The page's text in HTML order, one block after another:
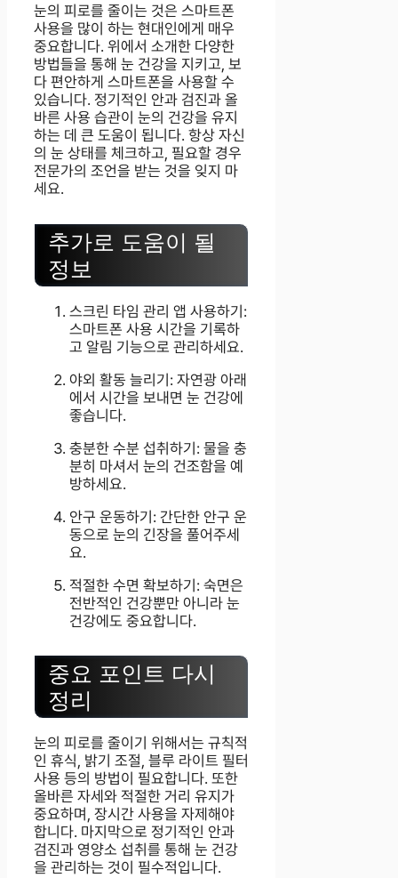
눈의 피로를 줄이는 것은 스마트폰
사용을 많이 하는 현대인에게 매우
중요합니다. 위에서 소개한 다양한
방법들을 통해 눈 건강을 지키고, 보
다 편안하게 스마트폰을 사용할 수
있습니다. 정기적인 안과 검진과 올
바른 사용 습관이 눈의 건강을 유지
하는 데 큰 도움이 됩니다. 항상 자신
의 눈 상태를 체크하고, 필요할 경우
전문가의 조언을 받는 것을 잊지 마
세요.
추가로 도움이 될
정보
스크린 타임 관리 앱 사용하기:
스마트폰 사용 시간을 기록하
고 알림 기능으로 관리하세요.
야외 활동 늘리기: 자연광 아래
에서 시간을 보내면 눈 건강에
좋습니다.
충분한 수분 섭취하기: 물을 충
분히 마셔서 눈의 건조함을 예
방하세요.
안구 운동하기: 간단한 안구 운
동으로 눈의 긴장을 풀어주세
요.
적절한 수면 확보하기: 숙면은
전반적인 건강뿐만 아니라 눈
건강에도 중요합니다.
중요 포인트 다시
정리
눈의 피로를 줄이기 위해서는 규칙적
인 휴식, 밝기 조절, 블루 라이트 필터
사용 등의 방법이 필요합니다. 또한
올바른 자세와 적절한 거리 유지가
중요하며, 장시간 사용을 자제해야
합니다. 마지막으로 정기적인 안과
검진과 영양소 섭취를 통해 눈 건강
을 관리하는 것이 필수적입니다.